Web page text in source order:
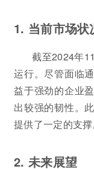
1. 当前市场状
截至2024年
运行。尽管面临
益于强劲的企业
出较强的韧性。
提供了一定的支撑
2. 未来展望